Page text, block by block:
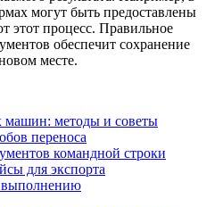
могут быть предоставлены
этот процесс. Правильное
обеспечит сохранение
месте.
машин: методы и советы
переноса
командной строки
для экспорта
выполнению